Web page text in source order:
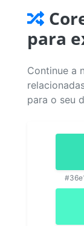
para
Continue a
para o seu